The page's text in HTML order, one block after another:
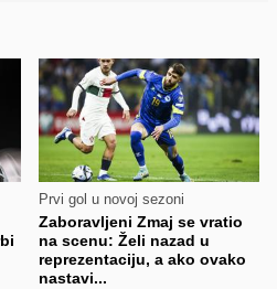
Prvi gol u novoj sezoni
Zaboravljeni Zmaj se vratio
na scenu: Želi nazad u
reprezentaciju, a ako ovako
nastavi...